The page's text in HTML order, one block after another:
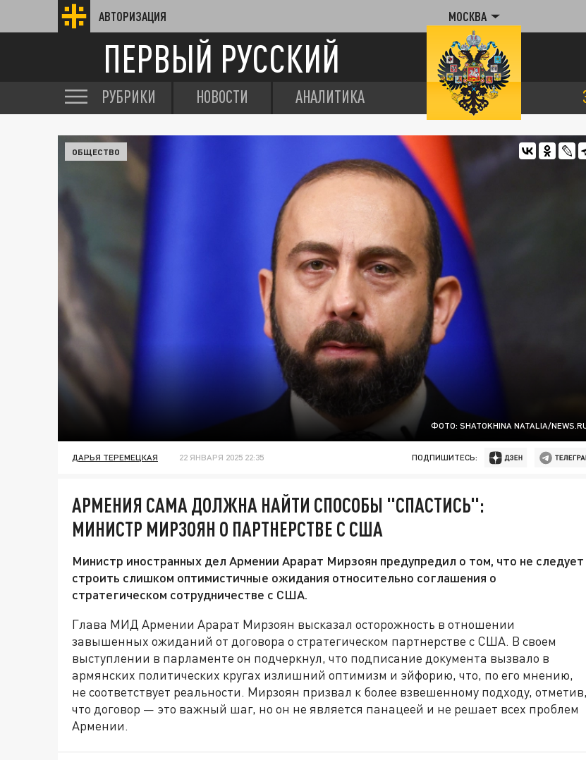
АВТОРИЗАЦИЯ МОСКВА
ПЕРВЫЙ РУССКИЙ
РУБРИКИ НОВОСТИ АНАЛИТИКА
ФОТО: SHATOKHINA NATALIA/
ОБЩЕСТВО
ДАРЬЯ ТЕРЕМЕЦКАЯ 22 ЯНВАРЯ 2025 22:35 ПОДПИШИТЕСЬ:
АРМЕНИЯ САМА ДОЛЖНА НАЙТИ СПОСОБЫ "СПАСТИСЬ":
МИНИСТР МИРЗОЯН О ПАРТНЕРСТВЕ С США
Министр иностранных дел Армении Арарат Мирзоян предупредил о том, что не следует
строить слишком оптимистичные ожидания относительно соглашения о
стратегическом сотрудничестве с США.
Глава МИД Армении Арарат Мирзоян высказал осторожность в отношении
завышенных ожиданий от договора о стратегическом партнерстве с США. В своем
выступлении в парламенте он подчеркнул, что подписание документа вызвало в
армянских политических кругах излишний оптимизм и эйфорию, что, по его мнению,
не соответствует реальности. Мирзоян призвал к более взвешенному подходу, отметив,
что договор — это важный шаг, но он не является панацеей и не решает всех проблем
Армении.